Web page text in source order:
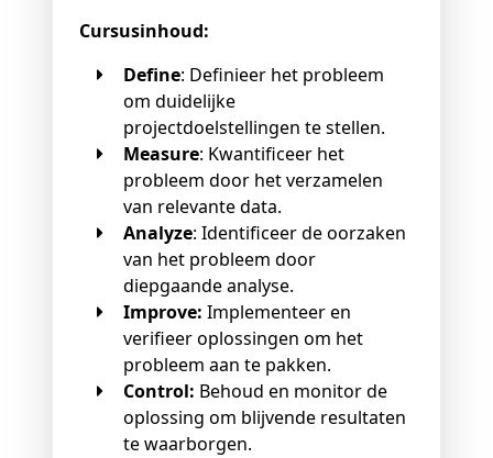
Cursusinhoud:
Define: Definieer het probleem
om duidelijke
projectdoelstellingen te stellen.
Measure: Kwantificeer het
probleem door het verzamelen
van relevante data.
Analyze: Identificeer de oorzaken
van het probleem door
diepgaande analyse.
Improve: Implementeer en
verifieer oplossingen om het
probleem aan te pakken.
Control: Behoud en monitor de
oplossing om blijvende resultaten
te waarborgen.